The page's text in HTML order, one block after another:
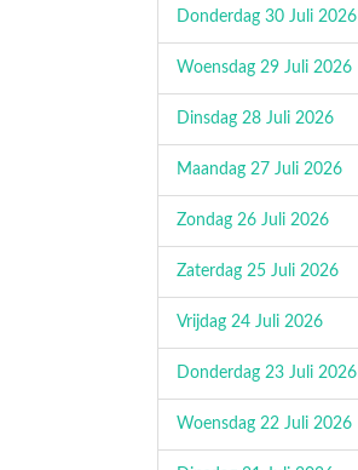
Donderdag 30 Juli 2026
Woensdag 29 Juli 2026
Dinsdag 28 Juli 2026
Maandag 27 Juli 2026
Zondag 26 Juli 2026
Zaterdag 25 Juli 2026
Vrijdag 24 Juli 2026
Donderdag 23 Juli 2026
Woensdag 22 Juli 2026